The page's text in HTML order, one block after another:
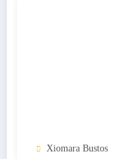
Xiomara Bustos